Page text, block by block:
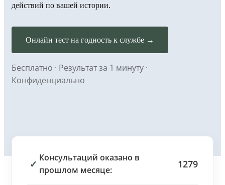
действий по вашей истории.
Онлайн тест на годность к службе →
Бесплатно · Результат за 1 минуту ·
Конфиденциально
✓
Консультаций оказано в
прошлом месяце:
1279